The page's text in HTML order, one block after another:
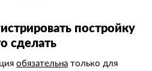
постройку
сделать
обязательна только для